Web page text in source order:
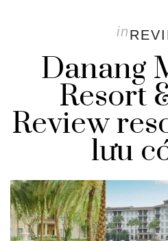
in
Danang
Resort
Review
lưu